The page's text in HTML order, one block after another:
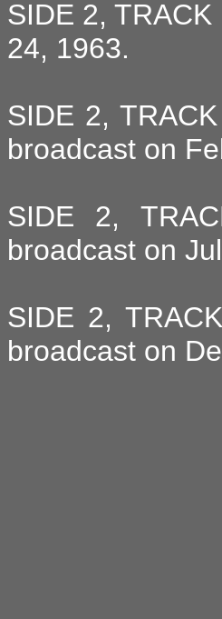
SIDE 2,
24, 1963.
SIDE 2,
broadcast on
SIDE 2,
broadcast on
SIDE 2,
broadcast on